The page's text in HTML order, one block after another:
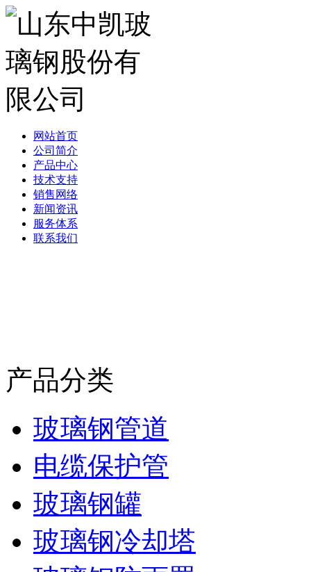
网站首页
公司简介
产品中心
技术支持
销售网络
新闻资讯
服务体系
联系我们
产品分类
玻璃钢管道
电缆保护管
玻璃钢罐
玻璃钢冷却塔